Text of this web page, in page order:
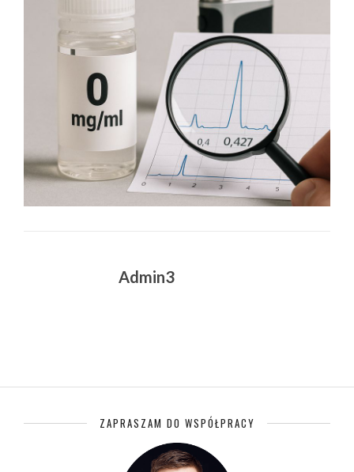
Admin3
ZAPRASZAM DO WSPÓŁPRACY